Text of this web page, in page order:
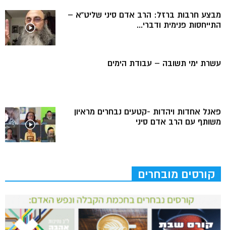
מבצע חרבות ברזל: הרב אדם סיני שליט”א –
התייחסות פנימית ודברי...
עשרת ימי תשובה – עבודת הימים
פאנל אחדות ויהדות -קטעים נבחרים מראיון
משותף עם הרב אדם סיני
קורסים מובחרים